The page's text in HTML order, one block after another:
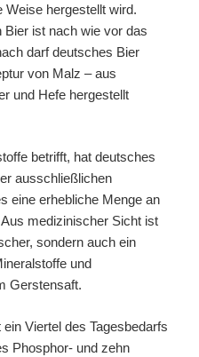
Weise hergestellt wird.
ist nach wie vor das
darf deutsches Bier
von Malz – aus
und Hefe hergestellt
betrifft, hat deutsches
ausschließlichen
eine erhebliche Menge an
medizinischer Sicht ist
sondern auch ein
und
Gerstensaft.
Viertel des Tagesbedarfs
Phosphor- und zehn